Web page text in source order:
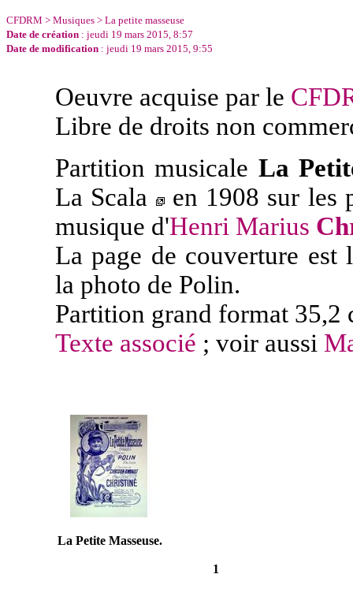
CFDRM > Musiques > La petite masseuse
Date de création : jeudi 19 mars 2015, 8:57
Date de modification : jeudi 19 mars 2015, 9:55
Oeuvre acquise par le
Libre de droits non
Partition musicale La
La Scala
en 1908 sur les
musique d'Henri Marius
La page de couverture
la photo de Polin.
Partition grand format 35,2
Texte associé ; voir aussi
La Petite Masseuse.
1